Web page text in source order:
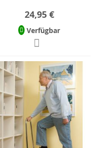
24,95 €
Verfügbar